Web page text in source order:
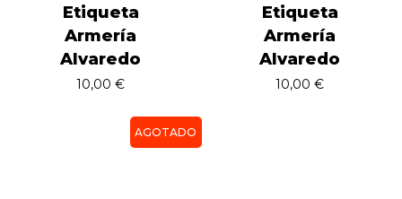
Etiqueta
Armería
Alvaredo
10,00€
Etiqueta
Armería
Alvaredo
10,00€
AGOTADO